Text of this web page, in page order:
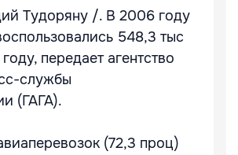
Тудоряну /. В 2006 году
548,3 тыс
передает агентство
службы
(ГАГА).
(72,3 проц)